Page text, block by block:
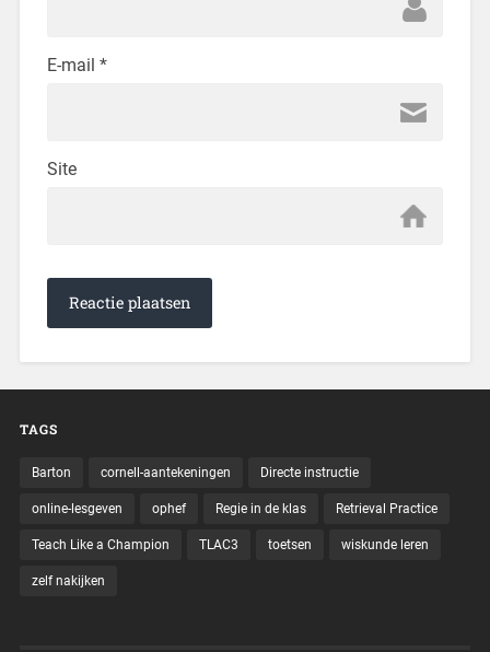
E-mail *
Site
TAGS
Barton cornell-aantekeningen Directe instructie
online-lesgeven ophef Regie in de klas Retrieval Practice
Teach Like a Champion TLAC3 toetsen wiskunde leren
zelf nakijken